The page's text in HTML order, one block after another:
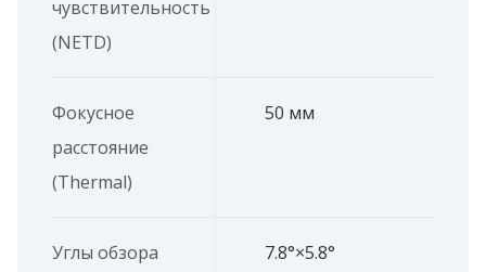
чувствительность
(NETD)
Фокусное
расстояние
(Thermal)
50 мм
Углы обзора
7.8°×5.8°